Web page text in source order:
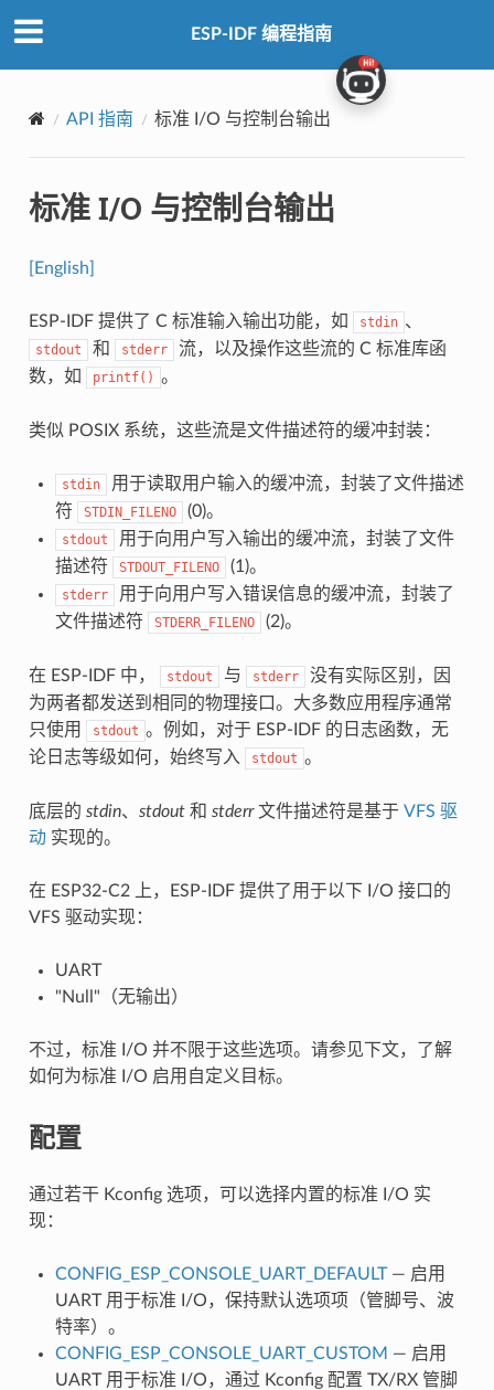
ESP-IDF 编程指南
API 指南 标准 I/O 与控制台输出
标准 I/O 与控制台输出
[English]
ESP-IDF 提供了 C 标准输入输出功能，如 stdin 、
stdout 和 stderr
流，以及操作这些流的 C 标准库函
数，如
printf() 。
类似 POSIX 系统，这些流是文件描述符的缓冲封装：
stdin
用于读取用户输入的缓冲流，封装了文件描述
符
STDIN_FILENO (0)。
stdout
用于向用户写入输出的缓冲流，封装了文件
描述符
STDOUT_FILENO (1)。
stderr
用于向用户写入错误信息的缓冲流，封装了
文件描述符
STDERR_FILENO (2)。
在 ESP-IDF 中， stdout 与 stderr
没有实际区别，因
为两者都发送到相同的物理接口。大多数应用程序通常
只使用
stdout 。例如，对于 ESP-IDF 的日志函数，无
论日志等级如何，始终写入
stdout 。
底层的 stdin、 stdout和 stderr文件描述符是基于 VFS 驱
动实现的。
在 ESP32-C2 上，ESP-IDF 提供了用于以下 I/O 接口的
VFS 驱动实现：
UART
"Null"（无输出）
不过，标准 I/O 并不限于这些选项。请参见下文，了解
如何为标准 I/O 启用自定义目标。
配置
通过若干 Kconfig 选项，可以选择内置的标准 I/O 实
现：
CONFIG_ESP_CONSOLE_UART_DEFAULT— 启用
UART 用于标准 I/O，保持默认选项项（管脚号、波
特率）。
CONFIG_ESP_CONSOLE_UART_CUSTOM — 启用
UART 用于标准 I/O，通过 Kconfig 配置 TX/RX 管脚